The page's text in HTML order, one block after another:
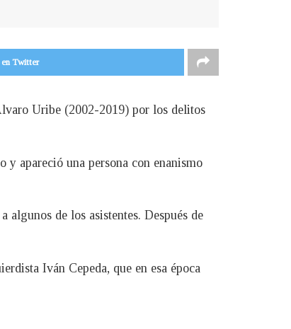
en Twitter
Uribe (2002-2019) por los delitos
y apareció una persona con enanismo
de los asistentes. Después de
Iván Cepeda, que en esa época